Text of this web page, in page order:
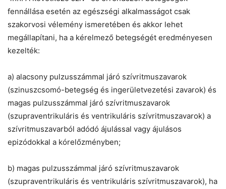
fennállása esetén az egészségi alkalmasságot csak
szakorvosi vélemény ismeretében és akkor lehet
megállapítani, ha a kérelmező betegségét eredményesen
kezelték:
a) alacsony pulzusszámmal járó szívritmuszavarok
(szinuszcsomó-betegség és ingerületvezetési zavarok) és
magas pulzusszámmal járó szívritmuszavarok
(szupraventrikuláris és ventrikuláris szívritmuszavarok) a
szívritmuszavarból adódó ájulással vagy ájulásos
epizódokkal a kórelőzményben;
b) magas pulzusszámmal járó szívritmuszavarok
(szupraventrikuláris és ventrikuláris szívritmuszavarok), ha